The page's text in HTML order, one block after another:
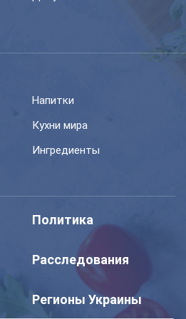
Напитки
Кухни мира
Ингредиенты
Политика
Расследования
Регионы Украины